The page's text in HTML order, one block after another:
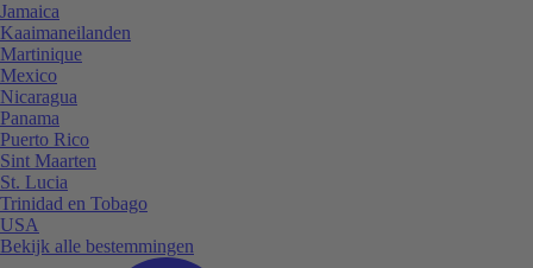
Jamaica
Kaaimaneilanden
Martinique
Mexico
Nicaragua
Panama
Puerto Rico
Sint Maarten
St. Lucia
Trinidad en Tobago
USA
Bekijk alle bestemmingen